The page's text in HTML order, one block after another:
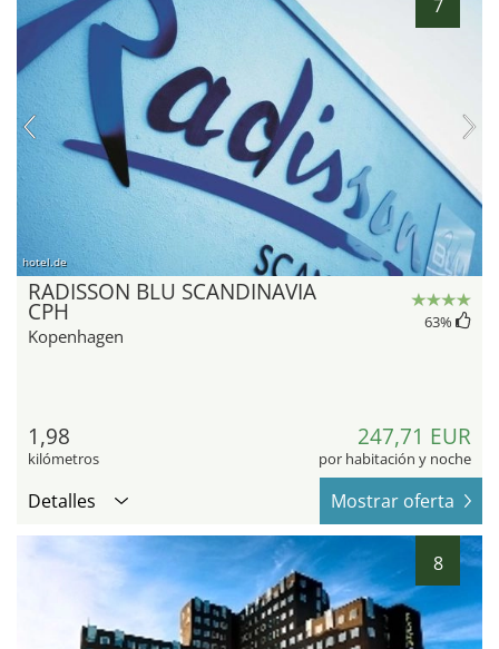
7
hotel.de
RADISSON BLU SCANDINAVIA
CPH
Kopenhagen
63%
1,98
kilómetros
247,71 EUR
por habitación y noche
Detalles Mostrar oferta
8